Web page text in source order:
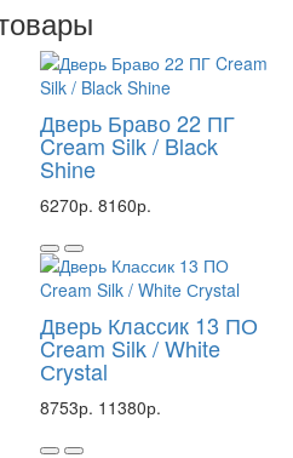
Дверь Браво 22 ПГ
Cream Silk / Black
Shine
6270р. 8160р.
Дверь Классик 13 ПО
Cream Silk / White
Сrystal
8753р. 11380р.